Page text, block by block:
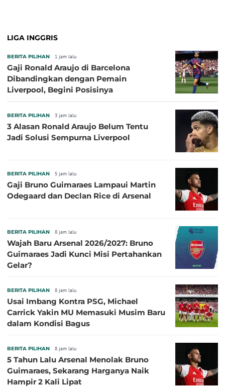
LIGA INGGRIS
BERITA PILIHAN 1 jam lalu
Gaji Ronald Araujo di Barcelona
Dibandingkan dengan Pemain
Liverpool, Begini Posisinya
BERITA PILIHAN 3 jam lalu
3 Alasan Ronald Araujo Belum Tentu
Jadi Solusi Sempurna Liverpool
BERITA PILIHAN 5 jam lalu
Gaji Bruno Guimaraes Lampaui Martin
Odegaard dan Declan Rice di Arsenal
BERITA PILIHAN 8 jam lalu
Wajah Baru Arsenal 2026/2027: Bruno
Guimaraes Jadi Kunci Misi Pertahankan
Gelar?
BERITA PILIHAN 8 jam lalu
Usai Imbang Kontra PSG, Michael
Carrick Yakin MU Memasuki Musim Baru
dalam Kondisi Bagus
BERITA PILIHAN 8 jam lalu
5 Tahun Lalu Arsenal Menolak Bruno
Guimaraes, Sekarang Harganya Naik
Hampir 2 Kali Lipat